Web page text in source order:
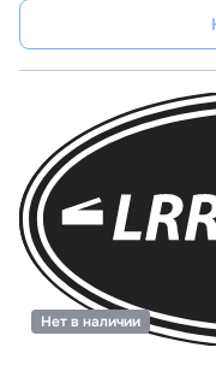
Нет в наличии